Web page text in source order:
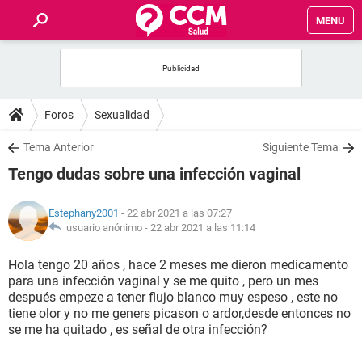
MENU
FOROS
SALUD
FAMILIA
NUTRICIÓN
BIENESTAR
SEXUALIDAD
Foros Sexualidad
Tema Anterior Siguiente Tema
Tengo dudas sobre una infección vaginal
Estephany2001 - 22 abr 2021 a las 07:27
usuario anónimo - 22 abr 2021 a las 11:14
Hola tengo 20 años , hace 2 meses me dieron medicamento
para una infección vaginal y se me quito , pero un mes
después empeze a tener flujo blanco muy espeso , este no
tiene olor y no me geners picason o ardor,desde entonces no
se me ha quitado , es señal de otra infección?